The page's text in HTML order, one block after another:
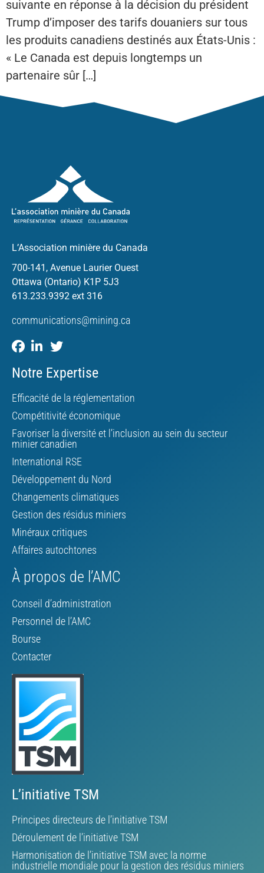
suivante en réponse à la décision du président
Trump d’imposer des tarifs douaniers sur tous
les produits canadiens destinés aux États-Unis :
« Le Canada est depuis longtemps un
partenaire sûr […]
L’Association minière du Canada
700-141, Avenue Laurier Ouest
Ottawa (Ontario) K1P 5J3
613.233.9392 ext 316
communications@mining.ca
Notre Expertise
Efficacité de la réglementation
Compétitivité économique
Favoriser la diversité et l’inclusion au sein du secteur
minier canadien
International RSE
Développement du Nord
Changements climatiques
Gestion des résidus miniers
Minéraux critiques
Affaires autochtones
À propos de l’AMC
Conseil d’administration
Personnel de l’AMC
Bourse
Contacter
L’initiative TSM
Principes directeurs de l’initiative TSM
Déroulement de l’initiative TSM
Harmonisation de l’initiative TSM avec la norme
industrielle mondiale pour la gestion des résidus miniers